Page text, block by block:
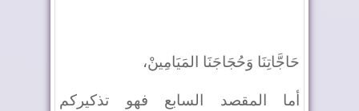
حَاجَّاتِنَا وَحُجَاجَنَا المَيَامِينْ،
أما المقصد السابع فهو تذكيركم